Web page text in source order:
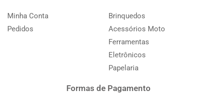
Minha Conta
Pedidos
Brinquedos
Acessórios Moto
Ferramentas
Eletrônicos
Papelaria
Formas de Pagamento